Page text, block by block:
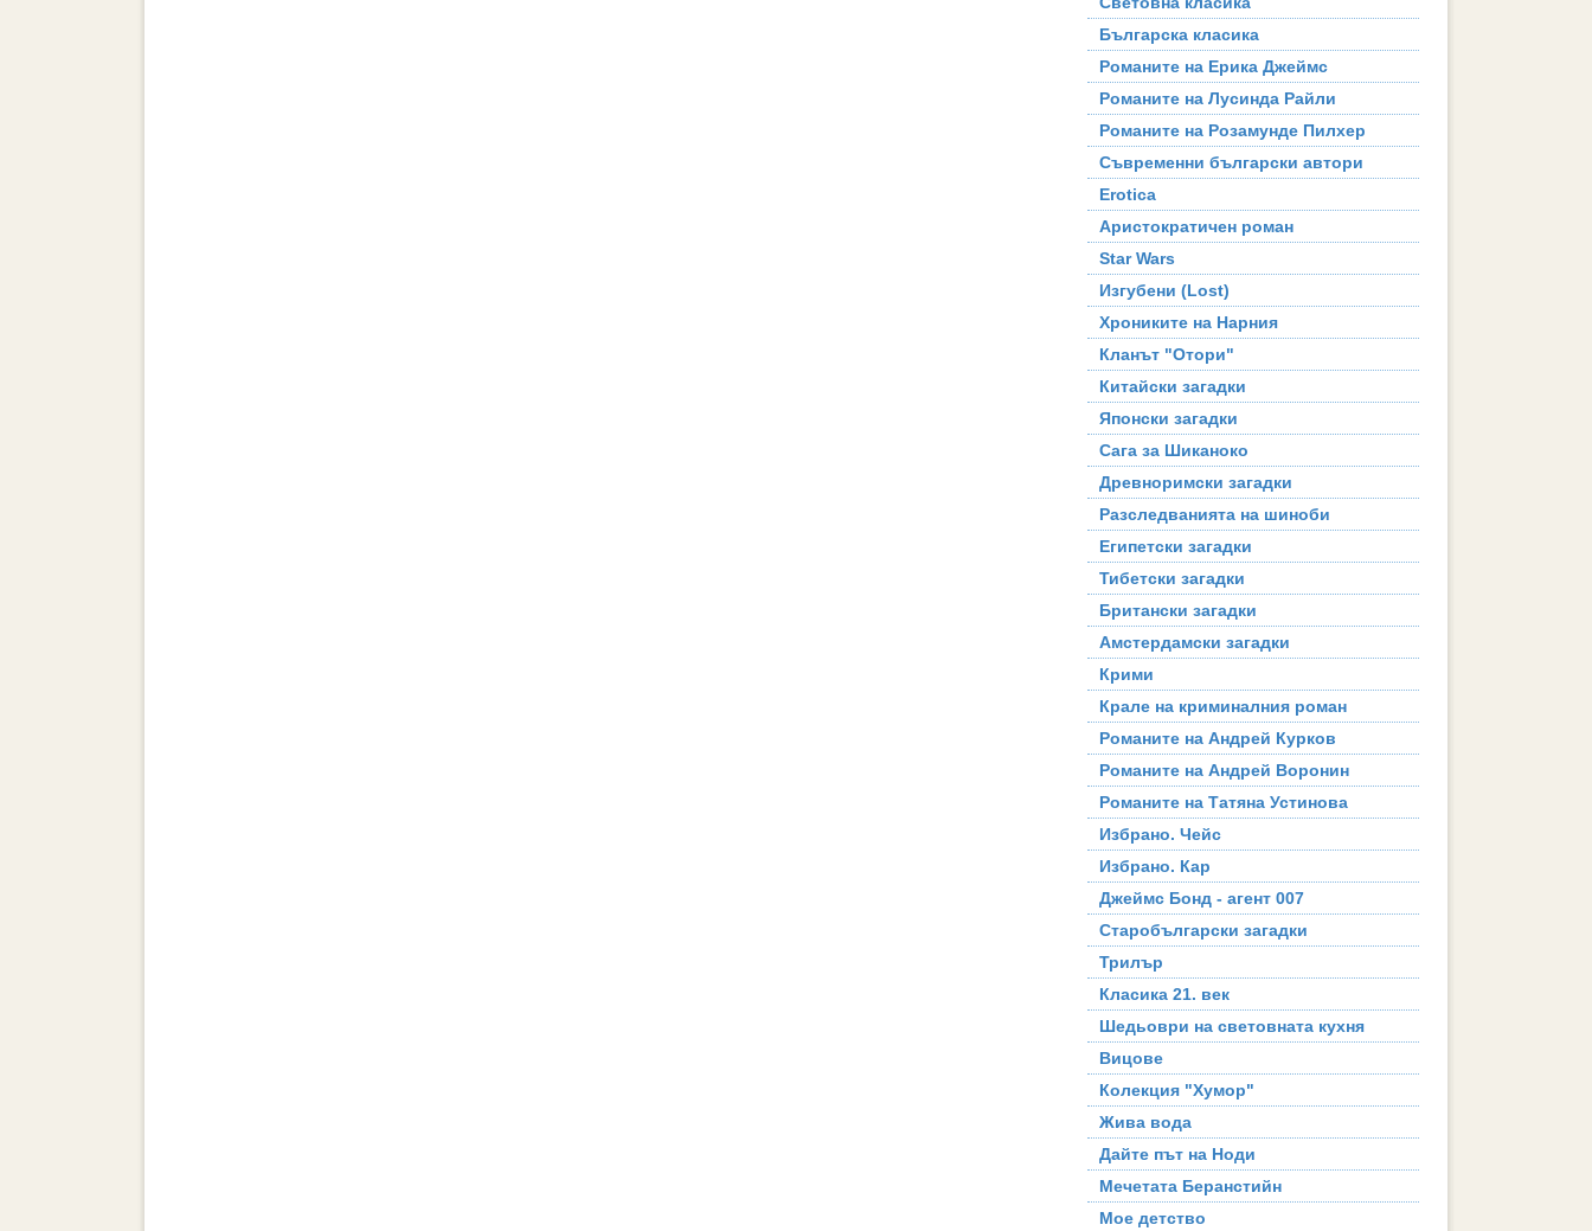
Българска класика
Романите на Ерика Джеймс
Романите на Лусинда Райли
Романите на Розамунде Пилхер
Съвременни български автори
Erotica
Аристократичен роман
Star Wars
Изгубени (Lost)
Хрониките на Нарния
Кланът "Отори"
Китайски загадки
Японски загадки
Сага за Шиканоко
Древноримски загадки
Разследванията на шиноби
Египетски загадки
Тибетски загадки
Британски загадки
Амстердамски загадки
Крими
Крале на криминалния роман
Романите на Андрей Курков
Романите на Андрей Воронин
Романите на Татяна Устинова
Избрано. Чейс
Избрано. Кар
Джеймс Бонд - агент 007
Старобългарски загадки
Трилър
Класика 21. век
Шедьоври на световната кухня
Вицове
Колекция "Хумор"
Жива вода
Дайте път на Ноди
Мечетата Беранстийн
Мое детство